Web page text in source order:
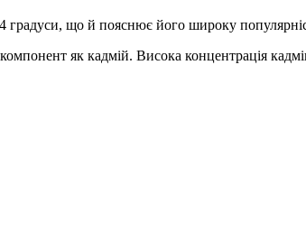
що й пояснює його широку
як кадмій. Висока концентрація